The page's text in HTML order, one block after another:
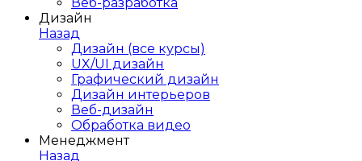
Дизайн
Назад
Дизайн (все курсы)
UX/UI дизайн
Графический дизайн
Дизайн интерьеров
Веб-дизайн
Обработка видео
Менеджмент
Назад